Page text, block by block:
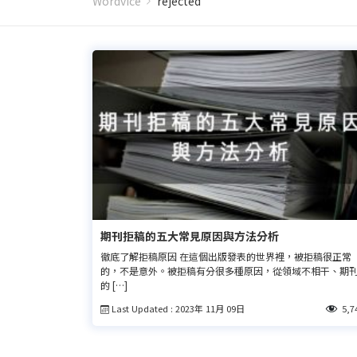
期刊拒稿的五大常見原因與方法分析
徹底了解拒稿原因 在這個出版發表的世界裡，被拒稿很正常
的，不是意外。被拒稿有分很多種原因，從領域不相干、期
的 […]
Last Updated : 2023年 11月 09日